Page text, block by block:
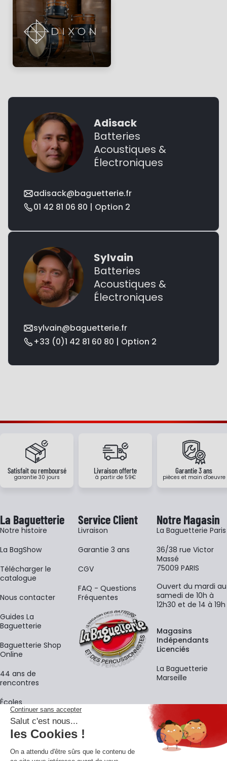
Adisack
Batteries
Acoustiques &
Électroniques
adisack@baguetterie.fr
01 42 81 06 80 | Option 2
Sylvain
Batteries
Acoustiques &
Électroniques
sylvain@baguetterie.fr
+33 (0)1 42 81 60 80 | Option 2
Satisfait ou remboursé
garantie 30 jours
Livraison offerte
à partir de 59€
Garantie 3 ans
pièces et main d'oeuvre
La Baguetterie
Notre histoire
La BagShow
​Télécharger le
catalogue
Nous contacter
Guides La
Baguetterie
Baguetterie Shop
Online
44 ans de
rencontres
Écoles
Service Client
Livraison
Garantie 3 ans
CGV
FAQ - Questions
Fréquentes
Notre Magasin
La Baguetterie Paris
36/38 rue Victor
Massé
75009 PARIS
Ouvert du mardi au
samedi de 10h à
12h30 et de 14 à 19h
Magasins
Indépendants
Licenciés
La Baguetterie
Marseille
La newsletter
Adresse e-mail
En vous inscrivant à notre newsletter, vous acceptez notre